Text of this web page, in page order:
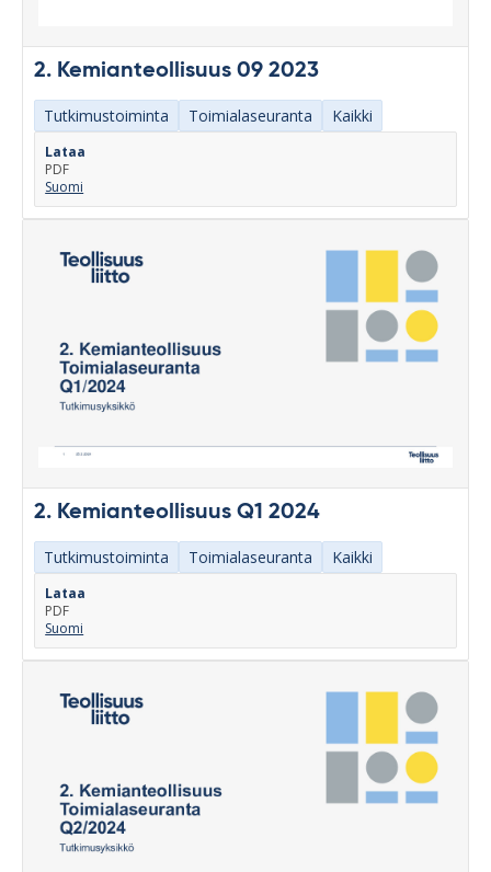
2. Kemianteollisuus 09 2023
Tutkimustoiminta Toimialaseuranta Kaikki
Lataa
PDF
Suomi
2. Kemianteollisuus Q1 2024
Tutkimustoiminta Toimialaseuranta Kaikki
Lataa
PDF
Suomi